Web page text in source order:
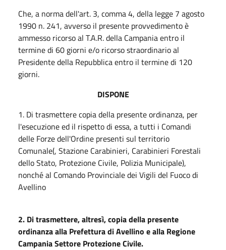
Che, a norma dell'art. 3, comma 4, della legge 7 agosto
1990 n. 241, avverso il presente provvedimento è
ammesso ricorso al T.A.R. della Campania entro il
termine di 60 giorni e/o ricorso straordinario al
Presidente della Repubblica entro il termine di 120
giorni.
DISPONE
1. Di trasmettere copia della presente ordinanza, per
l'esecuzione ed il rispetto di essa, a tutti i Comandi
delle Forze dell'Ordine presenti sul territorio
Comunale(, Stazione Carabinieri, Carabinieri Forestali
dello Stato, Protezione Civile, Polizia Municipale),
nonché al Comando Provinciale dei Vigili del Fuoco di
Avellino
2. Di trasmettere, altresì, copia della presente
ordinanza alla Prefettura di Avellino e alla Regione
Campania Settore Protezione Civile.